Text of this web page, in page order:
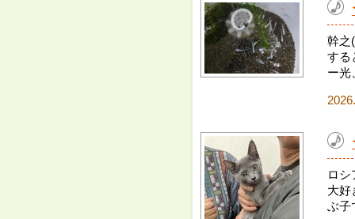
幹之
する
ー光
ロシ
大好
ぶ子